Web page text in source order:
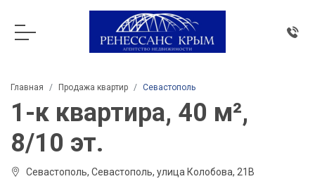
Главная Продажа квартир Севастополь
1-к квартира, 40 м²,
8/10 эт.
Севастополь, Севастополь, улица Колобова, 21В